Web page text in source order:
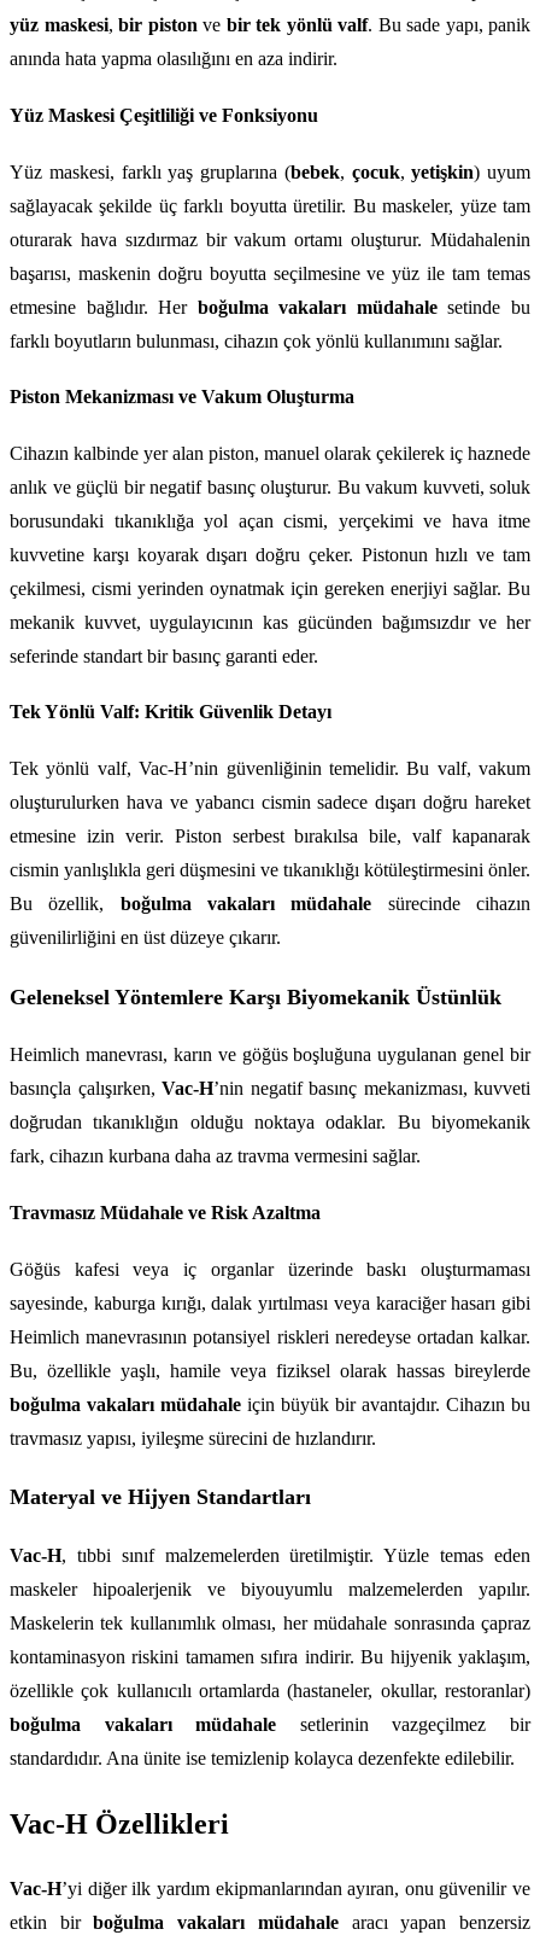
yüz maskesi, bir piston ve bir tek yönlü valf. Bu sade yapı, panik
anında hata yapma olasılığını en aza indirir.
Yüz Maskesi Çeşitliliği ve Fonksiyonu
Yüz maskesi, farklı yaş gruplarına (bebek, çocuk, yetişkin) uyum
sağlayacak şekilde üç farklı boyutta üretilir. Bu maskeler, yüze tam
oturarak hava sızdırmaz bir vakum ortamı oluşturur. Müdahalenin
başarısı, maskenin doğru boyutta seçilmesine ve yüz ile tam temas
etmesine bağlıdır. Her boğulma vakaları müdahale setinde bu
farklı boyutların bulunması, cihazın çok yönlü kullanımını sağlar.
Piston Mekanizması ve Vakum Oluşturma
Cihazın kalbinde yer alan piston, manuel olarak çekilerek iç haznede
anlık ve güçlü bir negatif basınç oluşturur. Bu vakum kuvveti, soluk
borusundaki tıkanıklığa yol açan cismi, yerçekimi ve hava itme
kuvvetine karşı koyarak dışarı doğru çeker. Pistonun hızlı ve tam
çekilmesi, cismi yerinden oynatmak için gereken enerjiyi sağlar. Bu
mekanik kuvvet, uygulayıcının kas gücünden bağımsızdır ve her
seferinde standart bir basınç garanti eder.
Tek Yönlü Valf: Kritik Güvenlik Detayı
Tek yönlü valf, Vac-H’nin güvenliğinin temelidir. Bu valf, vakum
oluşturulurken hava ve yabancı cismin sadece dışarı doğru hareket
etmesine izin verir. Piston serbest bırakılsa bile, valf kapanarak
cismin yanlışlıkla geri düşmesini ve tıkanıklığı kötüleştirmesini önler.
Bu özellik, boğulma vakaları müdahale sürecinde cihazın
güvenilirliğini en üst düzeye çıkarır.
Geleneksel Yöntemlere Karşı Biyomekanik Üstünlük
Heimlich manevrası, karın ve göğüs boşluğuna uygulanan genel bir
basınçla çalışırken, Vac-H’nin negatif basınç mekanizması, kuvveti
doğrudan tıkanıklığın olduğu noktaya odaklar. Bu biyomekanik
fark, cihazın kurbana daha az travma vermesini sağlar.
Travmasız Müdahale ve Risk Azaltma
Göğüs kafesi veya iç organlar üzerinde baskı oluşturmaması
sayesinde, kaburga kırığı, dalak yırtılması veya karaciğer hasarı gibi
Heimlich manevrasının potansiyel riskleri neredeyse ortadan kalkar.
boğulma vakaları müdahale için büyük bir avantajdır. Cihazın bu
travmasız yapısı, iyileşme sürecini de hızlandırır.
Materyal ve Hijyen Standartları
Vac-H, tıbbi sınıf malzemelerden üretilmiştir. Yüzle temas eden
maskeler hipoalerjenik ve biyouyumlu malzemelerden yapılır.
Maskelerin tek kullanımlık olması, her müdahale sonrasında çapraz
kontaminasyon riskini tamamen sıfıra indirir. Bu hijyenik yaklaşım,
boğulma vakaları müdahale setlerinin vazgeçilmez bir
standardıdır. Ana ünite ise temizlenip kolayca dezenfekte edilebilir.
Vac-H Özellikleri
Vac-H’yi diğer ilk yardım ekipmanlarından ayıran, onu güvenilir ve
etkin bir boğulma vakaları müdahale aracı yapan benzersiz